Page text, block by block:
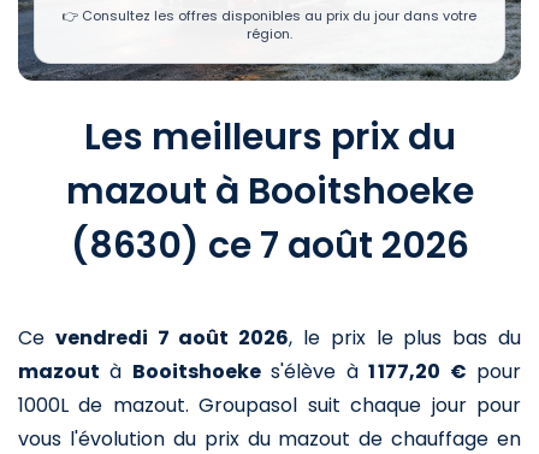
👉 Consultez les offres disponibles au prix du jour dans votre
région.
Les meilleurs prix du
mazout à Booitshoeke
(8630) ce 7 août 2026
Ce vendredi 7 août 2026, le prix le plus bas du
mazout à Booitshoekes'élève à1 177,20 € pour
1000L de mazout. Groupasol suit chaque jour pour
vous l'évolution du prix du mazout de chauffage en